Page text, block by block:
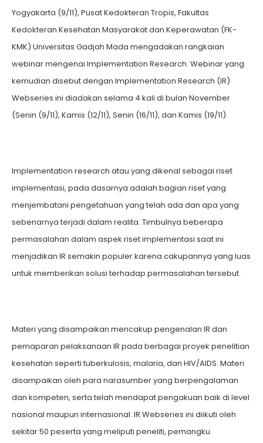
Yogyakarta (9/11), Pusat Kedokteran Tropis, Fakultas
Kedokteran Kesehatan Masyarakat dan Keperawatan (FK-
KMK) Universitas Gadjah Mada mengadakan rangkaian
webinar mengenai Implementation Research. Webinar yang
kemudian disebut dengan Implementation Research (IR)
Webseries ini diadakan selama 4 kali di bulan November
(Senin (9/11), Kamis (12/11), Senin (16/11), dan Kamis (19/11).
Implementation research atau yang dikenal sebagai riset
implementasi, pada dasarnya adalah bagian riset yang
menjembatani pengetahuan yang telah ada dan apa yang
sebenarnya terjadi dalam realita. Timbulnya beberapa
permasalahan dalam aspek riset implementasi saat ini
menjadikan IR semakin populer karena cakupannya yang luas
untuk memberikan solusi terhadap permasalahan tersebut.
Materi yang disampaikan mencakup pengenalan IR dan
pemaparan pelaksanaan IR pada berbagai proyek penelitian
kesehatan seperti tuberkulosis, malaria, dan HIV/AIDS. Materi
disampaikan oleh para narasumber yang berpengalaman
dan kompeten, serta telah mendapat pengakuan baik di level
nasional maupun internasional. IR Webseries ini diikuti oleh
sekitar 50 peserta yang meliputi peneliti, pemangku